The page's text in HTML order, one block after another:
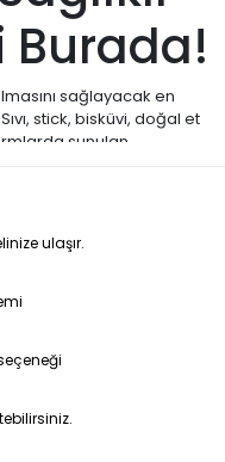
Burada!
sağlayacak en
stick, bisküvi, doğal et
sunulan
Miamor, Schesir ve Brit
ürünleriyle kedinize
veya sadece küçük
içerikleri ve taze
için aşağıdaki alt
ulaşır.